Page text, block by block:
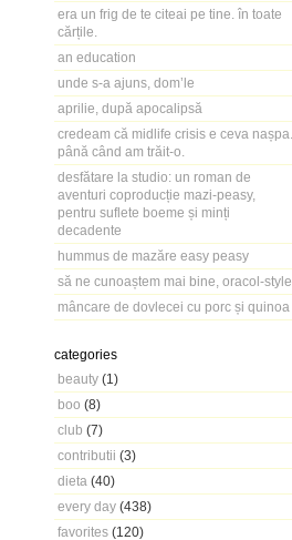
era un frig de te citeai pe tine. în toate
cărțile.
an education
unde s-a ajuns, dom’le
aprilie, după apocalipsă
credeam că midlife crisis e ceva nașpa.
până când am trăit-o.
desfătare la studio: un roman de
aventuri coproducție mazi-peasy,
pentru suflete boeme și minți
decadente
hummus de mazăre easy peasy
să ne cunoaștem mai bine, oracol-style
mâncare de dovlecei cu porc și quinoa
categories
beauty (1)
boo (8)
club (7)
contributii (3)
dieta (40)
every day (438)
favorites (120)